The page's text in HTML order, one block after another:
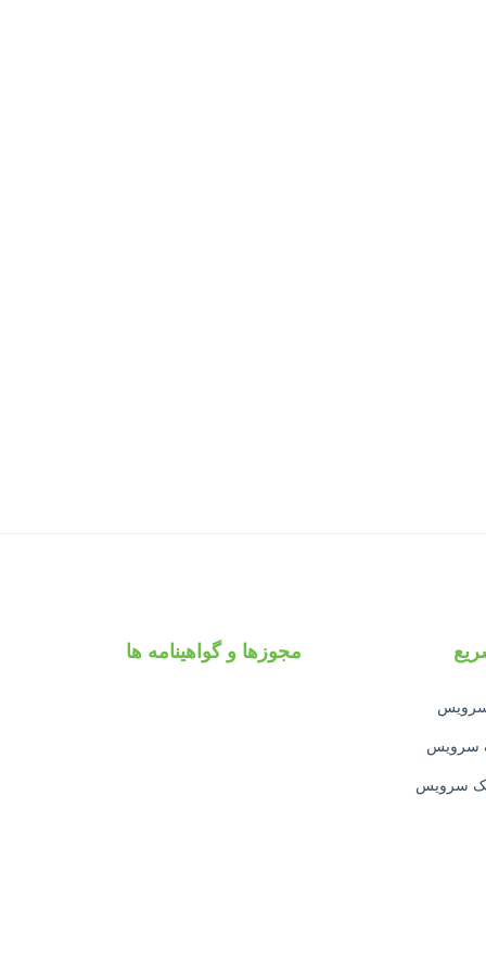
سرویس
سرویس
مجوزها و گواهینامه ها